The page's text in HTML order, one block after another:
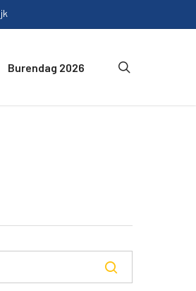
Burendag 2026